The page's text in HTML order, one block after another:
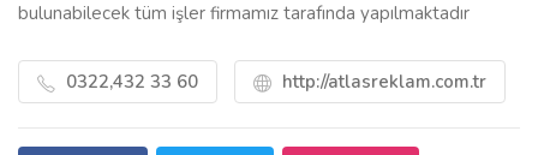
bulunabilecek tüm işler firmamız tarafında yapılmaktadır
0322,432 33 60 http://atlasreklam.com.tr